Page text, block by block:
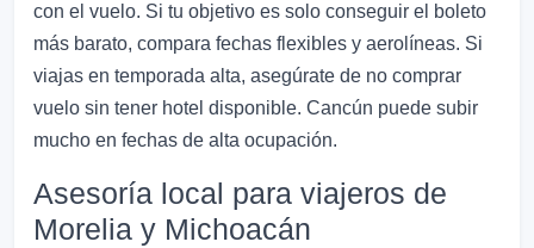
con el vuelo. Si tu objetivo es solo conseguir el boleto
más barato, compara fechas flexibles y aerolíneas. Si
viajas en temporada alta, asegúrate de no comprar
vuelo sin tener hotel disponible. Cancún puede subir
mucho en fechas de alta ocupación.
Asesoría local para viajeros de
Morelia y Michoacán